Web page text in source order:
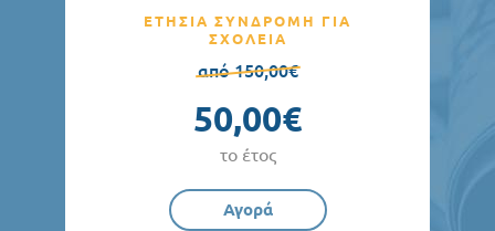
ΕΤΗΣΙΑ ΣΥΝΔΡΟΜΗ ΓΙΑ
ΣΧΟΛΕΙΑ
από 150,00€
50,00€
το έτος
Αγορά